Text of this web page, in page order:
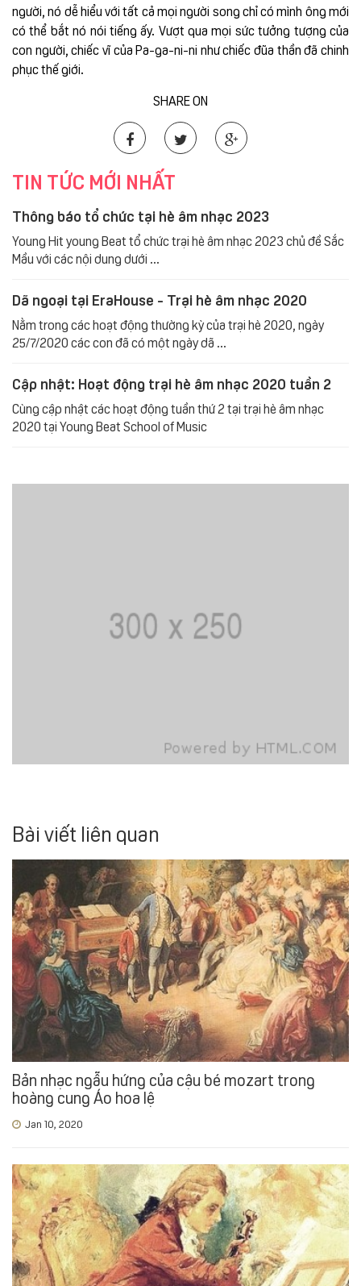
người, nó dễ hiểu với tất cả mọi người song chỉ có mình ông mới
có thể bắt nó nói tiếng ấy. Vượt qua mọi sức tưởng tượng của
con người, chiếc vĩ của Pa-ga-ni-ni như chiếc đũa thần đã chinh
phục thế giới.
SHARE ON
TIN TỨC MỚI NHẤT
Thông báo tổ chức tại hè âm nhạc 2023
Young Hit young Beat tổ chức trại hè âm nhạc 2023 chủ đề Sắc
Mầu với các nội dung dưới ...
Dã ngoại tại EraHouse - Trại hè âm nhạc 2020
Nằm trong các hoạt động thường kỳ của trại hè 2020, ngày
25/7/2020 các con đã có một ngày dã ...
Cập nhật: Hoạt động trại hè âm nhạc 2020 tuần 2
Cùng cập nhật các hoạt động tuần thứ 2 tại trại hè âm nhạc
2020 tại Young Beat School of Music
Bài viết liên quan
Bản nhạc ngẫu hứng của cậu bé mozart trong
hoàng cung Áo hoa lệ
Jan 10, 2020